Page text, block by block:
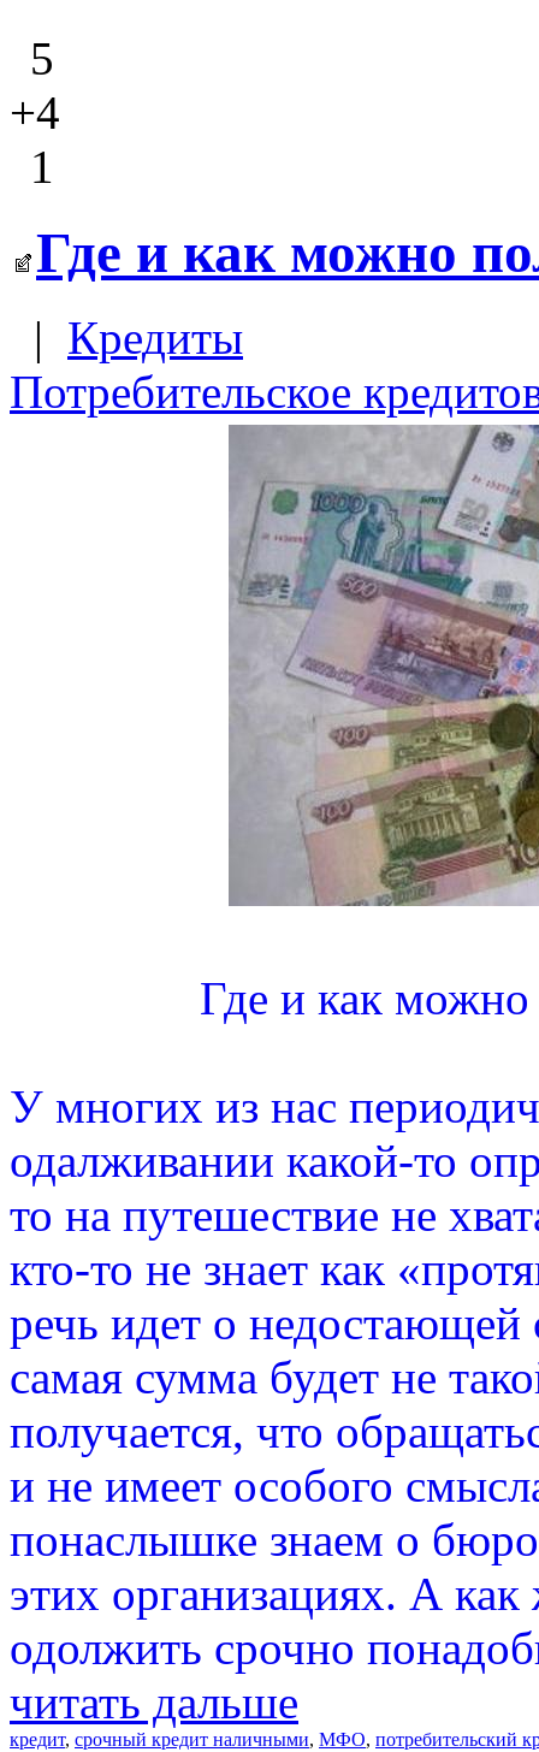
5
+4
1
Где и как можно
| Кредиты
Потребительское
Где и как
У многих из нас
одалживании какой-то
то на путешествие не
кто-то не знает как
речь идет о недостающей
самая сумма будет не
получается, что
и не имеет особого
понаслышке знаем о
этих организациях. А
одолжить срочно
читать дальше
кредит, срочный кредит наличными, МФО, потребительский